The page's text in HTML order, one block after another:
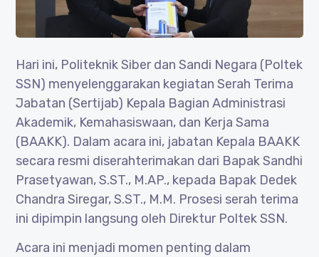
Hari ini, Politeknik Siber dan Sandi Negara (Poltek
SSN) menyelenggarakan kegiatan Serah Terima
Jabatan (Sertijab) Kepala Bagian Administrasi
Akademik, Kemahasiswaan, dan Kerja Sama
(BAAKK). Dalam acara ini, jabatan Kepala BAAKK
secara resmi diserahterimakan dari Bapak Sandhi
Prasetyawan, S.ST., M.AP., kepada Bapak Dedek
Chandra Siregar, S.ST., M.M. Prosesi serah terima
ini dipimpin langsung oleh Direktur Poltek SSN.
Acara ini menjadi momen penting dalam